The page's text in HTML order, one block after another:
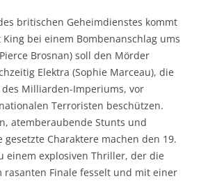
britischen Geheimdienstes kommt
bei einem Bombenanschlag ums
Brosnan) soll den Mörder
Elektra (Sophie Marceau), die
Milliarden-Imperiums, vor
Terroristen beschützen.
atemberaubende Stunts und
gesetzte Charaktere machen den 19.
einem explosiven Thriller, der die
rasanten Finale fesselt und mit einer